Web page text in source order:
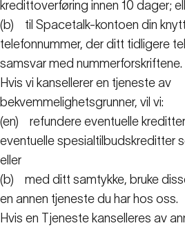
kredittoverføring innen 10 dager;
(b)
til Spacetalk-kontoen din
telefonnummer, der ditt tidligere
samsvar med nummerforskriftene.
Hvis vi kansellerer en tjeneste av
bekvemmelighetsgrunner, vil vi:
(en)
refundere eventuelle
eventuelle spesialtilbudskreditter
eller
(b)
med ditt samtykke, bruke
en annen tjeneste du har hos oss.
Hvis en Tjeneste kanselleres av